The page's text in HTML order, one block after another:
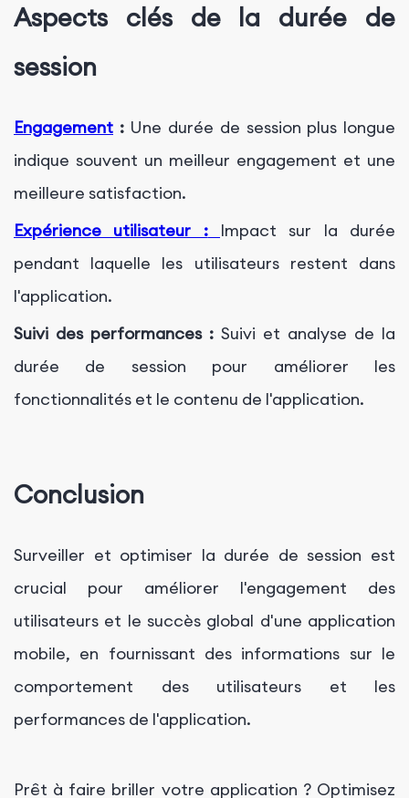
Aspects clés de la durée de
session
Engagement :Une durée de session plus longue
indique souvent un meilleur engagement et une
meilleure satisfaction.
Expérience utilisateur :
Impact sur la durée
pendant laquelle les utilisateurs restent dans
l'application.
Suivi des performances : Suivi et analyse de la
durée de session pour améliorer les
fonctionnalités et le contenu de l'application.
Conclusion
Surveiller et optimiser la durée de session est
crucial pour améliorer l'engagement des
utilisateurs et le succès global d'une application
mobile, en fournissant des informations sur le
comportement des utilisateurs et les
performances de l'application.
Prêt à faire briller votre application ? Optimisez